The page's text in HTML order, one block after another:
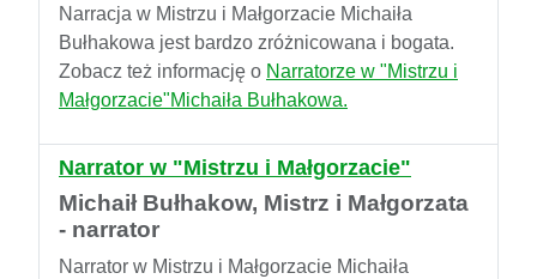
Narracja w Mistrzu i Małgorzacie Michaiła
Bułhakowa jest bardzo zróżnicowana i bogata.
Zobacz też informację o Narratorze w "Mistrzu i
Małgorzacie"Michaiła Bułhakowa.
Narrator w "Mistrzu i Małgorzacie"
Michaił Bułhakow, Mistrz i Małgorzata
- narrator
Narrator w Mistrzu i Małgorzacie Michaiła